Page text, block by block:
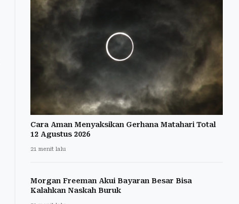
Cara Aman Menyaksikan Gerhana Matahari Total
12 Agustus 2026
21 menit lalu
Morgan Freeman Akui Bayaran Besar Bisa
Kalahkan Naskah Buruk